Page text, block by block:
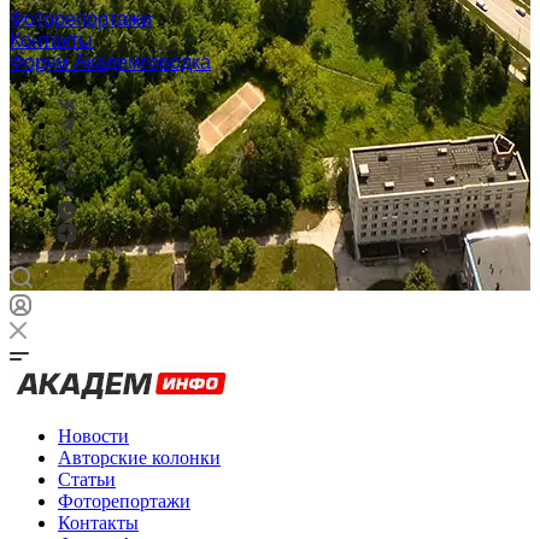
Фоторепортажи
Контакты
Форум Академгородка
Новости
Авторские колонки
Статьи
Фоторепортажи
Контакты